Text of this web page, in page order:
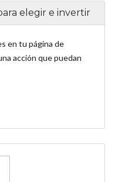
elegir e invertir
en tu página de
acción que puedan